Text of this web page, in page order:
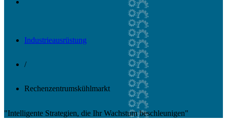
Industrieausrüstung
/
Rechenzentrumskühlmarkt
"Intelligente Strategien, die Ihr Wachstum beschleunigen"